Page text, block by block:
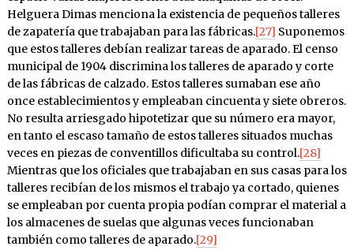
Helguera Dimas menciona la existencia de pequeños talleres
de zapatería que trabajaban para las fábricas.[27] Suponemos
que estos talleres debían realizar tareas de aparado. El censo
municipal de 1904 discrimina los talleres de aparado y corte
de las fábricas de calzado. Estos talleres sumaban ese año
once establecimientos y empleaban cincuenta y siete obreros.
No resulta arriesgado hipotetizar que su número era mayor,
en tanto el escaso tamaño de estos talleres situados muchas
veces en piezas de conventillos dificultaba su control.[28]
Mientras que los oficiales que trabajaban en sus casas para los
talleres recibían de los mismos el trabajo ya cortado, quienes
se empleaban por cuenta propia podían comprar el material a
los almacenes de suelas que algunas veces funcionaban
también como talleres de aparado.[29]